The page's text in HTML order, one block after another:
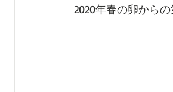
2020年春の卵からの